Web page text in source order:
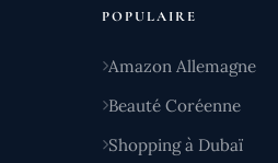
POPULAIRE
Amazon Allemagne
Beauté Coréenne
Shopping à Dubaï